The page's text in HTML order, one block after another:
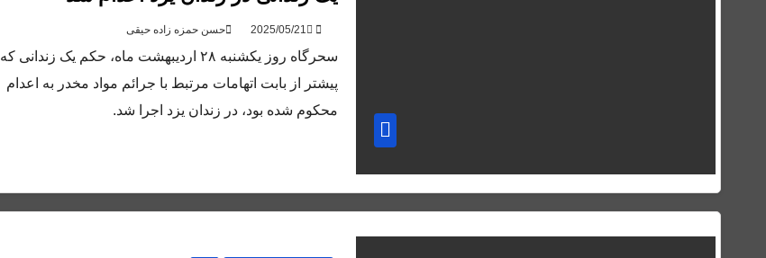
حسن حمزه زاده حیقی
سحرگاه روز یکشنبه ۲۸ اردیبهشت ماه، حکم یک زندانی که
پیشتر از بابت اتهامات مرتبط با جرائم مواد مخدر به اعدام
محکوم شده بود، در زندان یزد اجرا شد.